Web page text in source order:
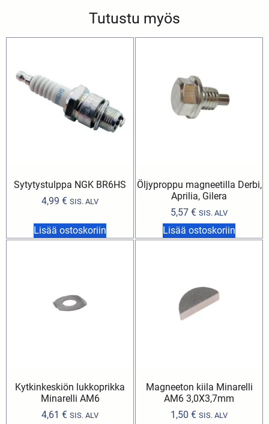
Tutustu myös
Sytytystulppa NGK BR6HS
4,99 € SIS. ALV
Lisää ostoskoriin
Öljyproppu magneetilla Derbi,
Aprilia, Gilera
5,57 € SIS. ALV
Lisää ostoskoriin
Kytkinkeskiön lukkoprikka
Minarelli AM6
4,61 € SIS. ALV
Magneeton kiila Minarelli
AM6 3,0X3,7mm
1,50 € SIS. ALV